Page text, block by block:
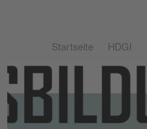
Startseite HDGI